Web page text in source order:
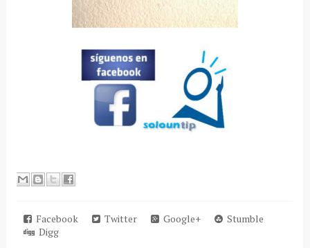
Facebook Twitter Google+
Stumble
Digg